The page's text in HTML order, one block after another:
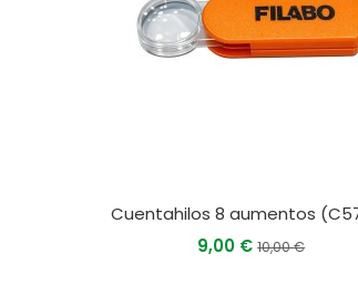
Cuentahilos 8 aumentos
9,00 €10,00 €